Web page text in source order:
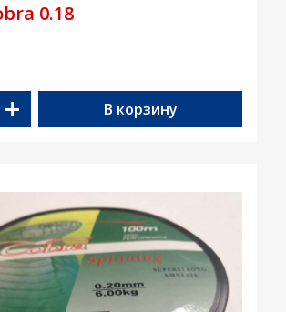
0.18
+ В корзину